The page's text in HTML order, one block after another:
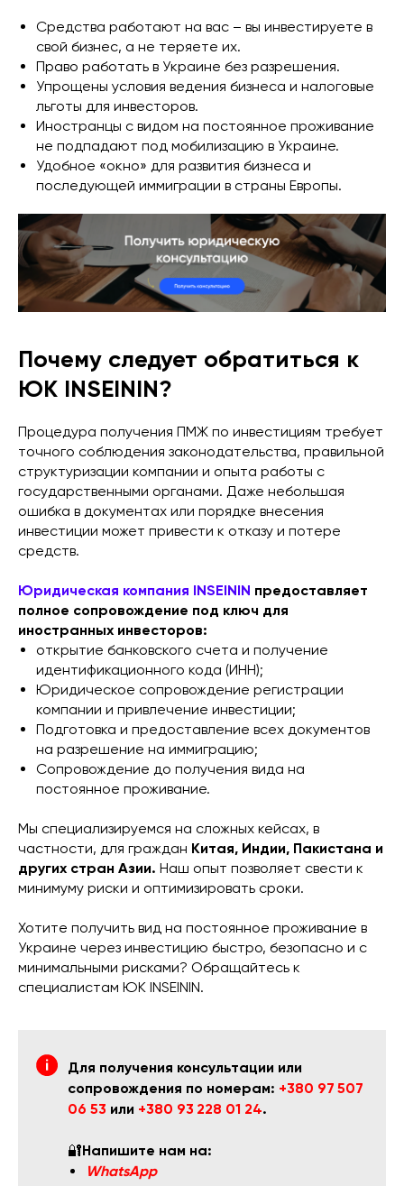
Средства работают на вас – вы инвестируете в
свой бизнес, а не теряете их.
Право работать в Украине без разрешения.
Упрощены условия ведения бизнеса и налоговые
льготы для инвесторов.
Иностранцы с видом на постоянное проживание
не подпадают под мобилизацию в Украине.
Удобное «окно» для развития бизнеса и
последующей иммиграции в страны Европы.
Почему следует обратиться к
ЮК INSEININ?
Процедура получения ПМЖ по инвестициям требует
точного соблюдения законодательства, правильной
структуризации компании и опыта работы с
государственными органами. Даже небольшая
ошибка в документах или порядке внесения
инвестиции может привести к отказу и потере
средств.
Юридическая компания INSEININ предоставляет
полное сопровождение под ключ для
иностранных инвесторов:
открытие банковского счета и получение
идентификационного кода (ИНН);
Юридическое сопровождение регистрации
компании и привлечение инвестиции;
Подготовка и предоставление всех документов
на разрешение на иммиграцию;
Сопровождение до получения вида на
постоянное проживание.
Мы специализируемся на сложных кейсах, в
частности, для граждан Китая, Индии, Пакистана и
других стран Азии. Наш опыт позволяет свести к
минимуму риски и оптимизировать сроки.
Хотите получить вид на постоянное проживание в
Украине через инвестицию быстро, безопасно и с
минимальными рисками? Обращайтесь к
специалистам ЮК INSEININ.
Для получения консультации или
сопровождения по номерам: +380 97 507
06 53 или +380 93 228 01 24.
🔐Напишите нам на:
WhatsApp